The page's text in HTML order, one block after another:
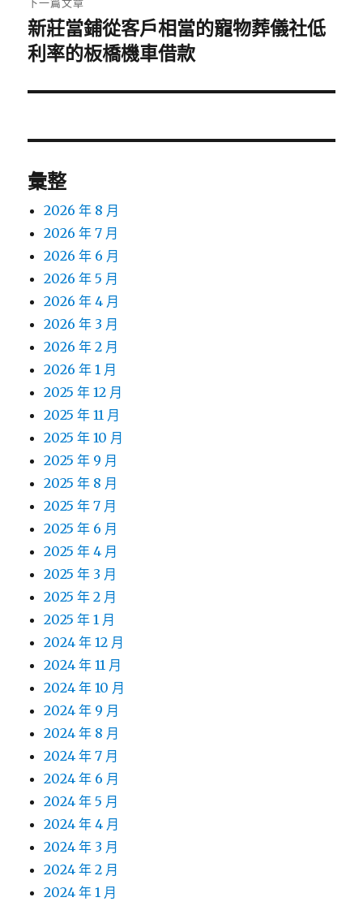
下
一
文
新莊當鋪從客戶相當的寵物葬儀社低
利率的板橋機車借款
彙整
2026 年 8 月
2026 年 7 月
2026 年 6 月
2026 年 5 月
2026 年 4 月
2026 年 3 月
2026 年 2 月
2026 年 1 月
2025 年 12 月
2025 年 11 月
2025 年 10 月
2025 年 9 月
2025 年 8 月
2025 年 7 月
2025 年 6 月
2025 年 4 月
2025 年 3 月
2025 年 2 月
2025 年 1 月
2024 年 12 月
2024 年 11 月
2024 年 10 月
2024 年 9 月
2024 年 8 月
2024 年 7 月
2024 年 6 月
2024 年 5 月
2024 年 4 月
2024 年 3 月
2024 年 2 月
2024 年 1 月